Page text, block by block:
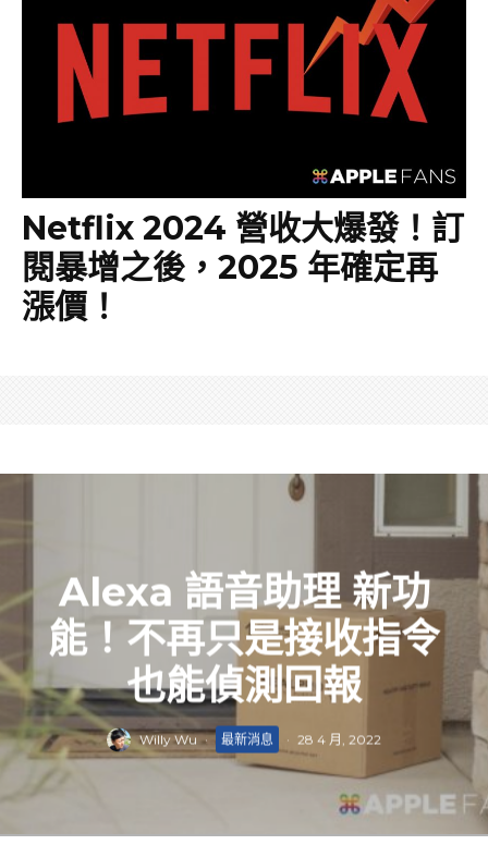
Netflix 2024 營收大爆發！訂
閱暴增之後，2025 年確定再
漲價！
Alexa 語音助理 新功
能！不再只是接收指令
也能偵測回報
Willy Wu · 最新消息 · 28 4 月, 2022